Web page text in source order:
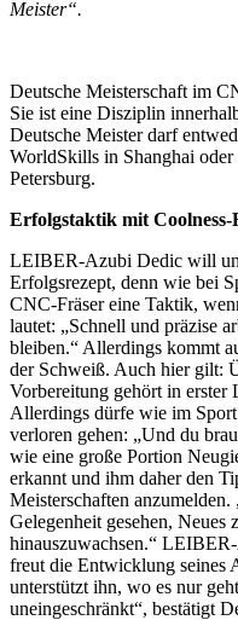
Meister“.
Deutsche Meisterschaft im
Sie ist eine Disziplin
Deutsche Meister darf
WorldSkills in Shanghai
Petersburg.
Erfolgstaktik mit
LEIBER-Azubi Dedic will
Erfolgsrezept, denn wie bei
CNC-Fräser eine Taktik,
lautet: „Schnell und präzise
bleiben.“ Allerdings kommt
der Schweiß. Auch hier gilt:
Vorbereitung gehört in erster
Allerdings dürfe wie im
verloren gehen: „Und du
wie eine große Portion
erkannt und ihm daher den
Meisterschaften
Gelegenheit gesehen, Neues
hinauszuwachsen.“
freut die Entwicklung seines
unterstützt ihn, wo es nur
uneingeschränkt“, bestätigt